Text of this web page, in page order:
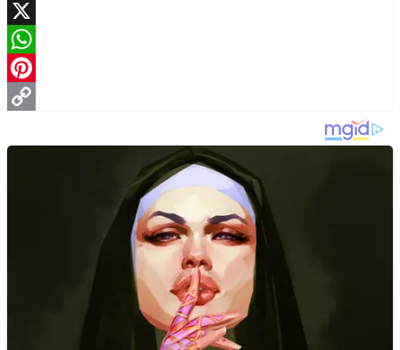
Facebook
X
WhatsApp
Pinterest
Link